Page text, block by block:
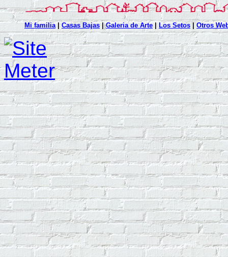
Mi familia|Casas Bajas|Galeria de Arte| Los Setos | Otros